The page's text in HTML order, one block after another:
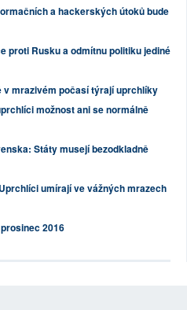
a hackerských útoků bude
proti Rusku a odmítnu politiku jediné
v mrazivém počasí týrají uprchlíky
možnost ani se normálně
Státy musejí bezodkladně
umírají ve vážných mrazech
2016